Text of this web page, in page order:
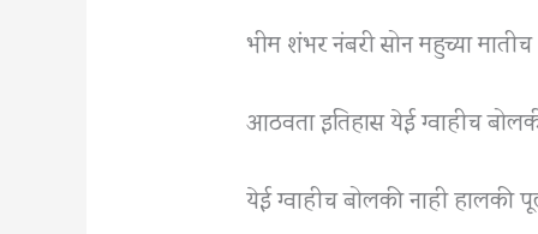
भीम शंभर नंबरी सोन महुच्या मातीच
आठवता इतिहास येई ग्वाहीच
येई ग्वाहीच बोलकी नाही हालकी